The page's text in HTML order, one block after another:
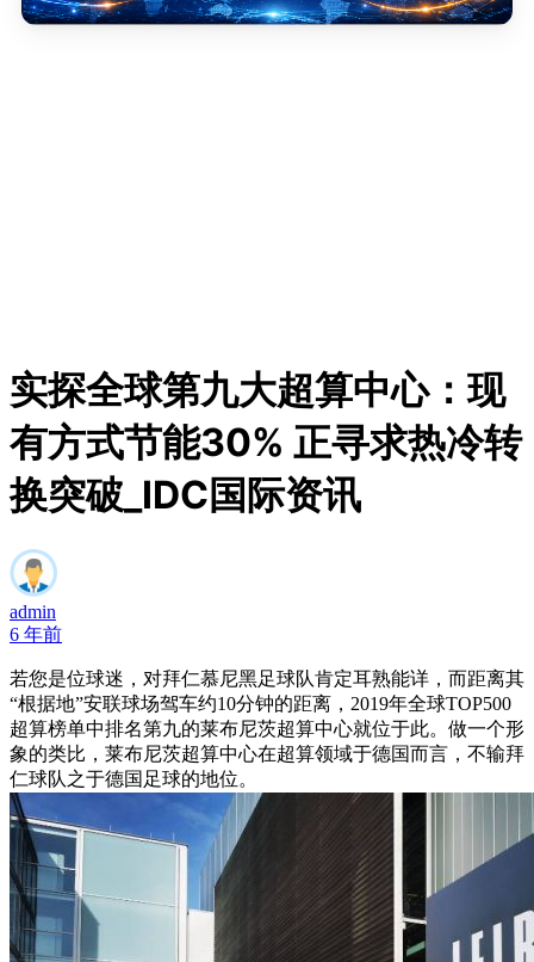
实探全球第九大超算中心：现
有方式节能30% 正寻求热冷转
换突破_IDC国际资讯
admin
6 年前
若您是位球迷，对拜仁慕尼黑足球队肯定耳熟能详，而距离其
“根据地”安联球场驾车约10分钟的距离，2019年全球TOP500
超算榜单中排名第九的莱布尼茨超算中心就位于此。做一个形
象的类比，莱布尼茨超算中心在超算领域于德国而言，不输拜
仁球队之于德国足球的地位。